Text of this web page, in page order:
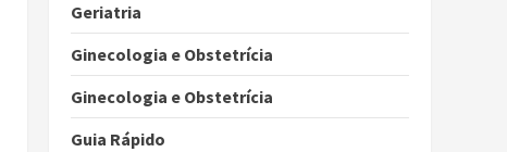
Geriatria
Ginecologia e Obstetrícia
Ginecologia e Obstetrícia
Guia Rápido